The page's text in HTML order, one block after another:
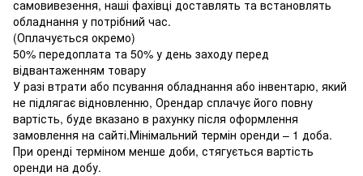
самовивезення, наші фахівці доставлять та встановлять
обладнання у потрібний час.
(Оплачується окремо)
50% передоплата та 50% у день заходу перед
відвантаженням товару
У разі втрати або псування обладнання або інвентарю, який
не підлягає відновленню, Орендар сплачує його повну
вартість, буде вказано в рахунку після оформлення
замовлення на сайті.Мінімальний термін оренди – 1 доба.
При оренді терміном менше доби, стягується вартість
оренди на добу.